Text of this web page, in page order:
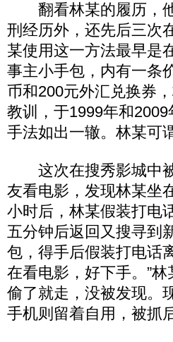
翻看林某的履历，他
刑经历外，还先后三次
某使用这一方法最早是
事主小手包，内有一条
币和200元外汇兑换券
教训，于1999年和
手法如出一辙。林某可
这次在搜秀影城中被
友看电影，发现林某坐
小时后，林某假装打电
五分钟后返回又搜寻到
包，得手后假装打电话
在看电影，好下手。”
偷了就走，没被发现。
手机则留着自用，被抓